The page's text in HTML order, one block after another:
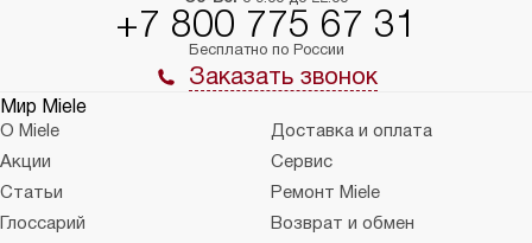
+7 800 775 67 31
Бесплатно по России
Заказать звонок
Мир Miele
О Miele
Доставка и оплата
Акции
Сервис
Статьи
Ремонт Miele
Глоссарий
Возврат и обмен